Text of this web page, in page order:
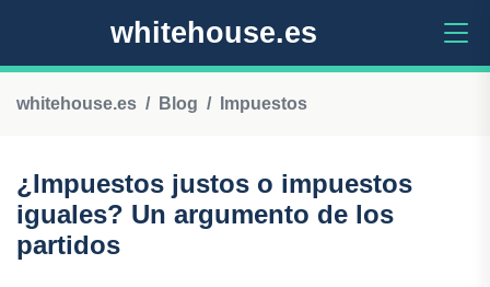
whitehouse.es
whitehouse.es Blog Impuestos
¿Impuestos justos o impuestos
iguales? Un argumento de los
partidos